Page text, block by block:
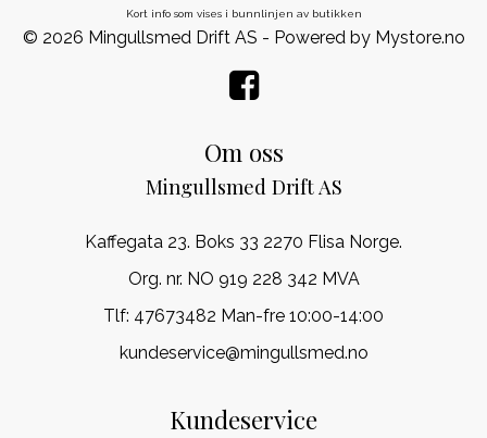
Kort info som vises i bunnlinjen av butikken
© 2026 Mingullsmed Drift AS - Powered by Mystore.no
Om oss
Mingullsmed Drift AS
Kaffegata 23. Boks 33 2270 Flisa Norge.
Org. nr. NO 919 228 342 MVA
Tlf: 47673482 Man-fre 10:00-14:00
kundeservice@mingullsmed.no
Kundeservice